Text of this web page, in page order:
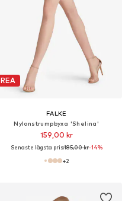
REA
FALKE
Nylonstrumpbyxa 'Shelina'
159,00 kr
Senaste lägsta pris:185,00 kr-14%
+2